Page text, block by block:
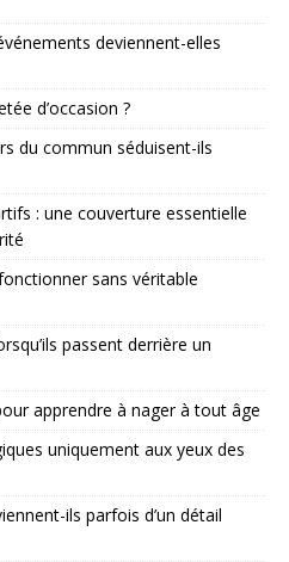
deviennent-elles
d’occasion ?
du commun séduisent-ils
: une couverture essentielle
sans véritable
passent derrière un
apprendre à nager à tout âge
uniquement aux yeux des
ils parfois d’un détail